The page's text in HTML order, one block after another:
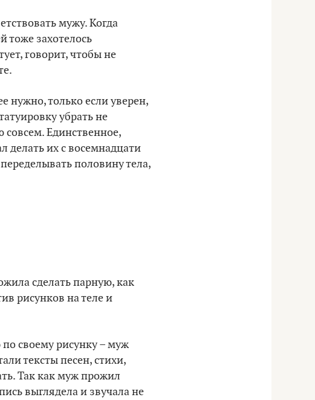
мужу. Когда
тоже захотелось
говорит, чтобы не
нужно, только если уверен,
убрать не
совсем. Единственное,
делать их с восемнадцати
половину тела,
сделать парную, как
рисунков на теле и
своему рисунку – муж
тексты песен, стихи,
Так как муж прожил
выглядела и звучала не